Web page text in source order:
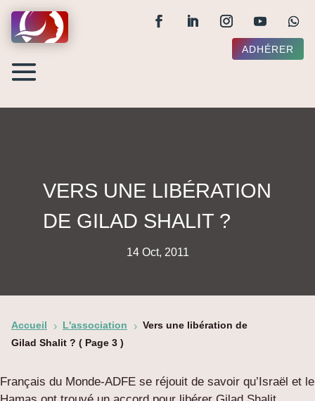
ADHÉRER
VERS UNE LIBÉRATION
DE GILAD SHALIT ?
14 Oct, 2011
Accueil 5 L'association 5 Vers une libération de
Gilad Shalit ? ( Page 3 )
Français du Monde-ADFE se réjouit de savoir qu’Israël et le